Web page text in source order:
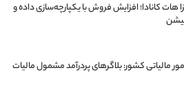
هات کانادا؛ افزایش فروش با یکپارچه‌سازی داده و
مالیاتی کشور: بلاگرهای پردرآمد مشمول مالیات